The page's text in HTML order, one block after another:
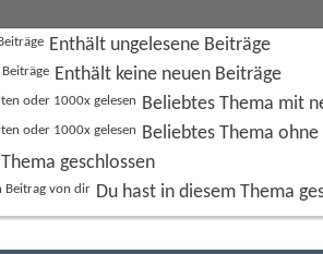
Enthält ungelesene Beiträge
Enthält keine neuen Beiträge
Beliebtes Thema mit
Beliebtes Thema
Thema geschlossen
Du hast in diesem Thema